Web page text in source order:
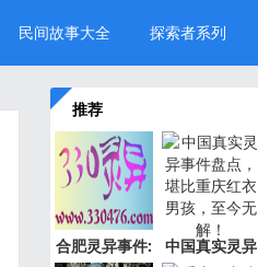
民间故事大全 探索者系列
推荐
合肥灵异事件:
中国真实灵异